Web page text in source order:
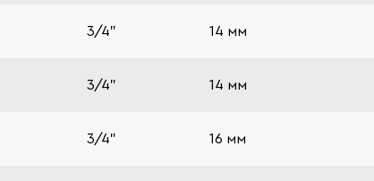
3/4" 14 мм
3/4" 14 мм
3/4" 16 мм